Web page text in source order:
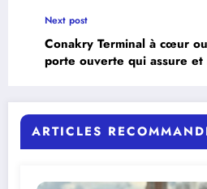
Next post
Conakry Terminal à cœur
porte ouverte qui assure et
ARTICLES